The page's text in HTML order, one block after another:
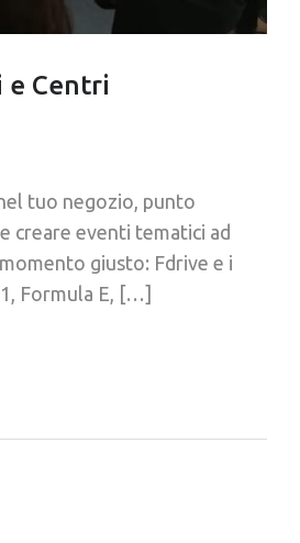
e Centri
tuo negozio, punto
creare eventi tematici ad
giusto: Fdrive e i
Formula E, […]